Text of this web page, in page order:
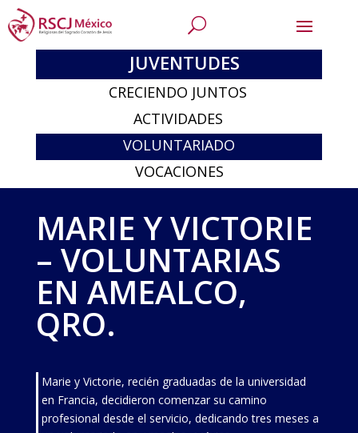
JUVENTUDES
CRECIENDO JUNTOS
ACTIVIDADES
VOLUNTARIADO
VOCACIONES
MARIE Y VICTORIE
– VOLUNTARIAS
EN AMEALCO,
QRO.
Marie y Victorie, recién graduadas de la universidad
en Francia, decidieron comenzar su camino
profesional desde el servicio, dedicando tres meses a